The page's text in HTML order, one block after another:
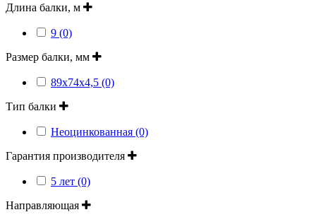
Длина балки, м
9 (0)
Размер балки, мм
89x74x4,5 (0)
Тип балки
Неоцинкованная (0)
Гарантия производителя
5 лет (0)
Направляющая